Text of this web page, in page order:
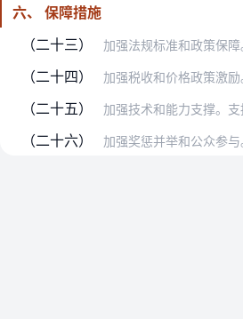
六、 保障措施
（二十三）
加强法规标准和政策保障。完善法规标准体系。研究制定机动车和非道路移动机械环境保护召回
（二十四） 加强税收和价格政策激励。实施税收优惠政策。对符合条件的新能源汽车免征车辆购置税，继续
（二十五） 加强技术和能力支撑。支持管理创新和减排技术研发。鼓励地方积极探索移动源治污新模式。
（二十六） 加强奖惩并举和公众参与。建立完善奖惩并举机制。加强柴油货车污染治理攻坚战年度和终期